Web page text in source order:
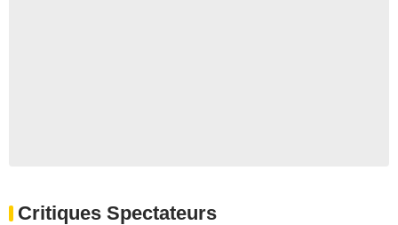
Critiques Spectateurs